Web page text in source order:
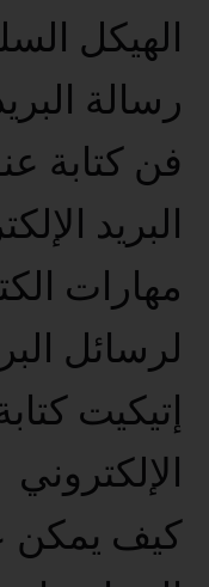
الهيكل
رسالة
فن كتابة
البريد
مهارات
لرسائل
إتيكيت
الإلكتروني
كيف يمكن